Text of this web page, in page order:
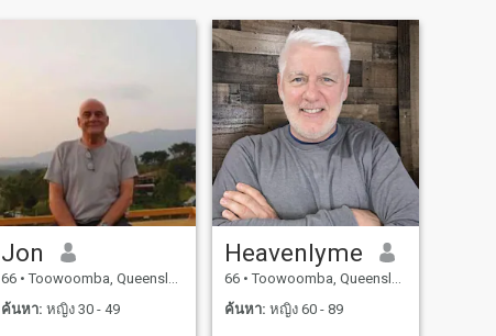
Jon
66 • Toowoomba, Queensland, ออสเตรเลีย
ค้นหา: หญิง 30 - 49
Heavenlyme
66 • Toowoomba, Queensland, ออสเตรเลีย
ค้นหา: หญิง 60 - 89